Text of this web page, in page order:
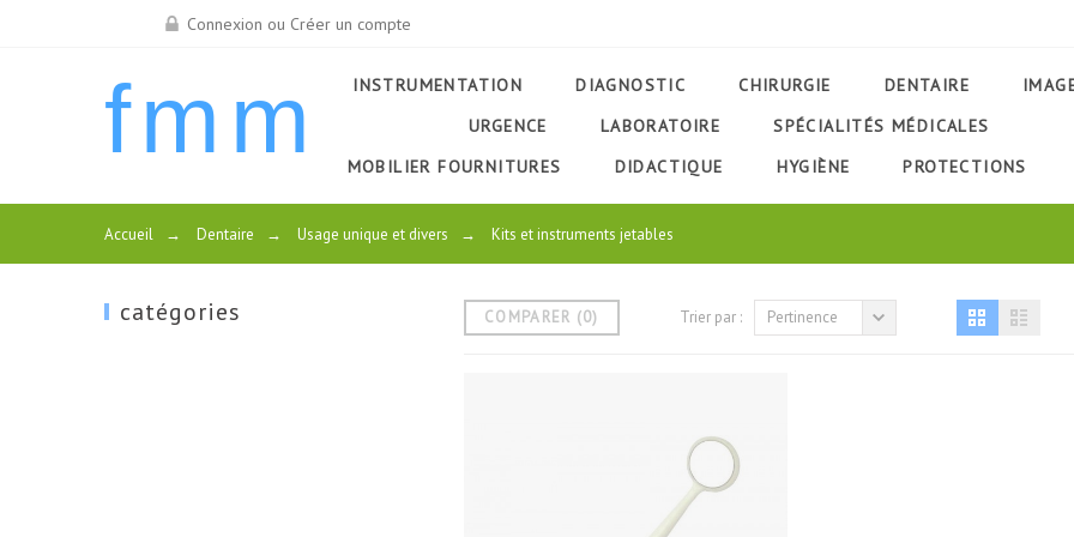
Connexion ou Créer un compte
fmm INSTRUMENTATION DIAGNOSTIC CHIRURGIE DENTAIRE
URGENCE
LABORATOIRE
SPÉCIALITÉS MÉDICALES
MOBILIER FOURNITURES
DIDACTIQUE HYGIÈNE PROTECTIONS
Accueil → Dentaire → Usage unique et divers → Kits et instruments jetables
catégories COMPARER (0) Trier par : Pertinence